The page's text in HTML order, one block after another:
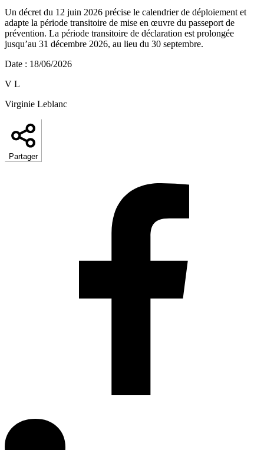
Un décret du 12 juin 2026 précise le calendrier de déploiement et
adapte la période transitoire de mise en œuvre du passeport de
prévention. La période transitoire de déclaration est prolongée
jusqu’au 31 décembre 2026, au lieu du 30 septembre.
Date : 18/06/2026
V L
Virginie Leblanc
Partager